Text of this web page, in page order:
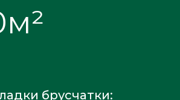
брусчатки: